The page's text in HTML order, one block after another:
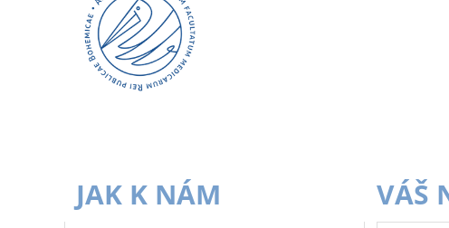
JAK K NÁM VÁŠ